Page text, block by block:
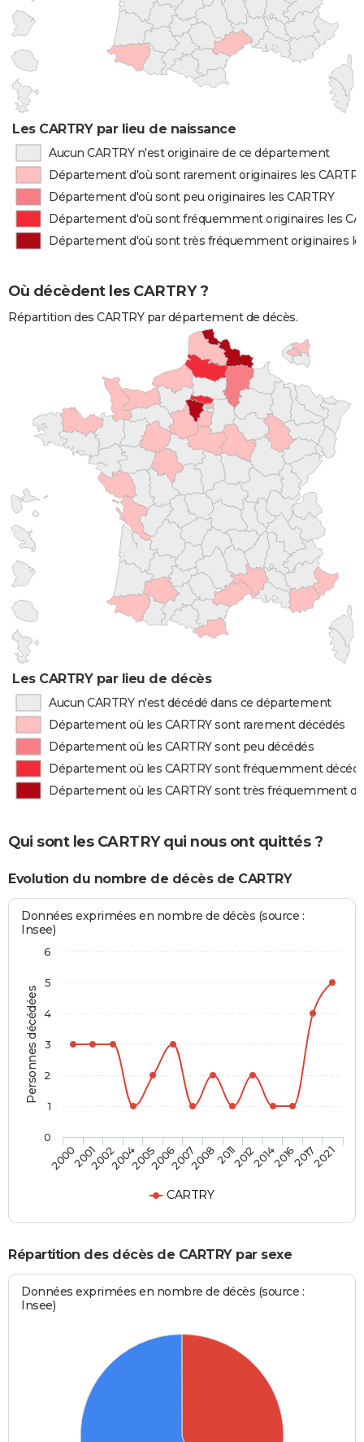
Les CARTRY par lieu de naissance
Aucun CARTRY n'est originaire de ce département
Département d'où sont rarement originaires les
Département d'où sont peu originaires les CARTRY
Département d'où sont fréquemment originaires les
Département d'où sont très fréquemment originaires
Où décèdent les CARTRY ?
Répartition des CARTRY par département de décès.
Les CARTRY par lieu de décès
Aucun CARTRY n'est décédé dans ce département
Département où les CARTRY sont rarement décédés
Département où les CARTRY sont peu décédés
Département où les CARTRY sont fréquemment
Département où les CARTRY sont très fréquemment
Qui sont les CARTRY qui nous ont quittés ?
Evolution du nombre de décès de CARTRY
Personnes décédées
Données exprimées en nombre de décès (source :
Insee)
CARTRY
20002001200220042005200620072008201120122014201620172021
0
1
2
3
4
5
6
Répartition des décès de CARTRY par sexe
Données exprimées en nombre de décès (source :
Insee)